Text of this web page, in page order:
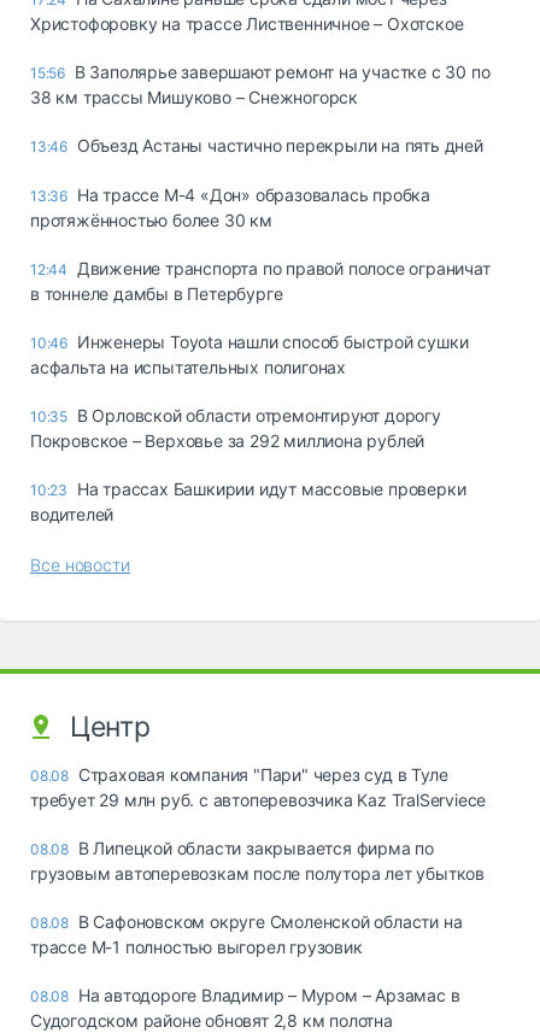
Христофоровку на трассе Лиственничное – Охотское
15:56 В Заполярье завершают ремонт на участке с 30 по
38 км трассы Мишуково – Снежногорск
13:46 Объезд Астаны частично перекрыли на пять дней
13:36 На трассе М-4 «Дон» образовалась пробка
протяжённостью более 30 км
12:44
Движение транспорта по правой полосе ограничат
в тоннеле дамбы в Петербурге
10:46 Инженеры Toyota нашли способ быстрой сушки
асфальта на испытательных полигонах
10:35 В Орловской области отремонтируют дорогу
Покровское – Верховье за 292 миллиона рублей
10:23
На трассах Башкирии идут массовые проверки
водителей
Все новости
Центр
08.08 Страховая компания "Пари" через суд в Туле
требует 29 млн руб. с автоперевозчика Kaz TralServiece
08.08 В Липецкой области закрывается фирма по
грузовым автоперевозкам после полутора лет убытков
08.08 В Сафоновском округе Смоленской области на
трассе М-1 полностью выгорел грузовик
08.08 На автодороге Владимир – Муром – Арзамас в
Судогодском районе обновят 2,8 км полотна